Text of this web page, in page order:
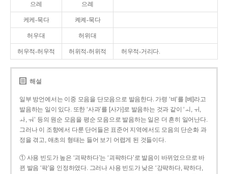
으레 으례
케케-묵다 켸켸-묵다
허우대 허위대
허우적-허우적 허위적-허위적 허우적-거리다.
해설
일부 방언에서는 이중 모음을 단모음으로 발음한다. 가령 ‘벼’를 [베]라고
발음하는 일이 있다. 또한 ‘사과’를 [사가]로 발음하는 것과 같이 ‘ㅚ, ㅟ,
ㅘ, ㅝ’ 등의 원순 모음을 평순 모음으로 발음하는 일은 더 흔히 일어난다.
그러나 이 조항에서 다룬 단어들은 표준어 지역에서도 모음의 단순화 과
정을 겪고, 애초의 형태는 들어 보기 어렵게 된 것들이다.
① 사용 빈도가 높은 ‘괴퍅하다’는 ‘괴팍하다’로 발음이 바뀌었으므로 바
뀐 발음 ‘팍’을 인정하였다. 그러나 사용 빈도가 낮은 ‘강퍅하다, 퍅하다,